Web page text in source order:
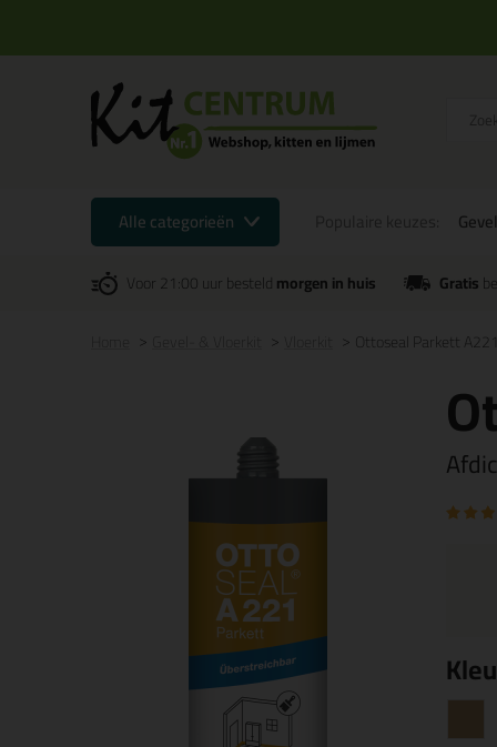
Alle categorieën
Voor 21:00 uur besteldmorgen in huis Gratis
Ottoseal Parkett A221